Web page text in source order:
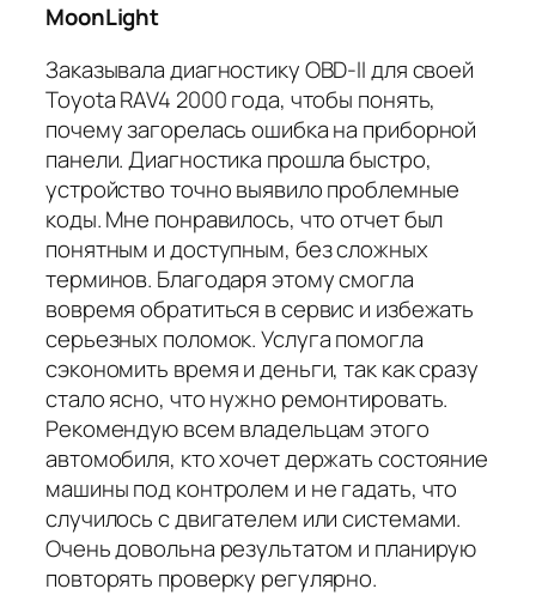
MoonLight
Заказывала диагностику OBD-II для своей
Toyota RAV4 2000 года, чтобы понять,
почему загорелась ошибка на приборной
панели. Диагностика прошла быстро,
устройство точно выявило проблемные
коды. Мне понравилось, что отчет был
понятным и доступным, без сложных
терминов. Благодаря этому смогла
вовремя обратиться в сервис и избежать
серьезных поломок. Услуга помогла
сэкономить время и деньги, так как сразу
стало ясно, что нужно ремонтировать.
Рекомендую всем владельцам этого
автомобиля, кто хочет держать состояние
машины под контролем и не гадать, что
случилось с двигателем или системами.
Очень довольна результатом и планирую
повторять проверку регулярно.